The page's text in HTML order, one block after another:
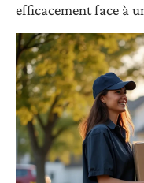
efficacement face à